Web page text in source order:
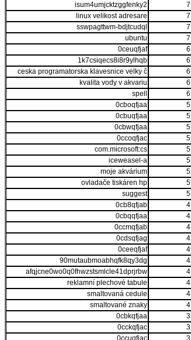
isum4umjcktzggfenky2
7
linux velikost adresare
7
sswpagttwm-bdjtcudql
7
ubuntu
7
0ceuqfjaf
6
1k7csiqecs8i8r9ylhqb
6
ceska programatorska klavesnice velky č
6
kvalita vody v akvariu
6
spell
6
0cboqfjaa
5
0cbuqfjaa
5
0cbwqfjaa
5
0ccoqfjac
5
com.microsoft:cs
5
iceweasel-a
5
moje akvárium
5
ovladače tiskáren hp
5
suggest
5
0cb8qfjab
4
0cbqqfjaa
4
0ccmqfjab
4
0cdsqfjag
4
0ceeqfjaf
4
90mutaubmoabhqfk8qy3dg
4
afqjcne0wo0q0fhwzstsmlcle41dprjrbw
4
reklamní plechové tabule
4
smaltovaná cedule
4
smaltované znaky
4
0cbkqfjaa
3
0cckqfjac
3
0ccuqfjac
3